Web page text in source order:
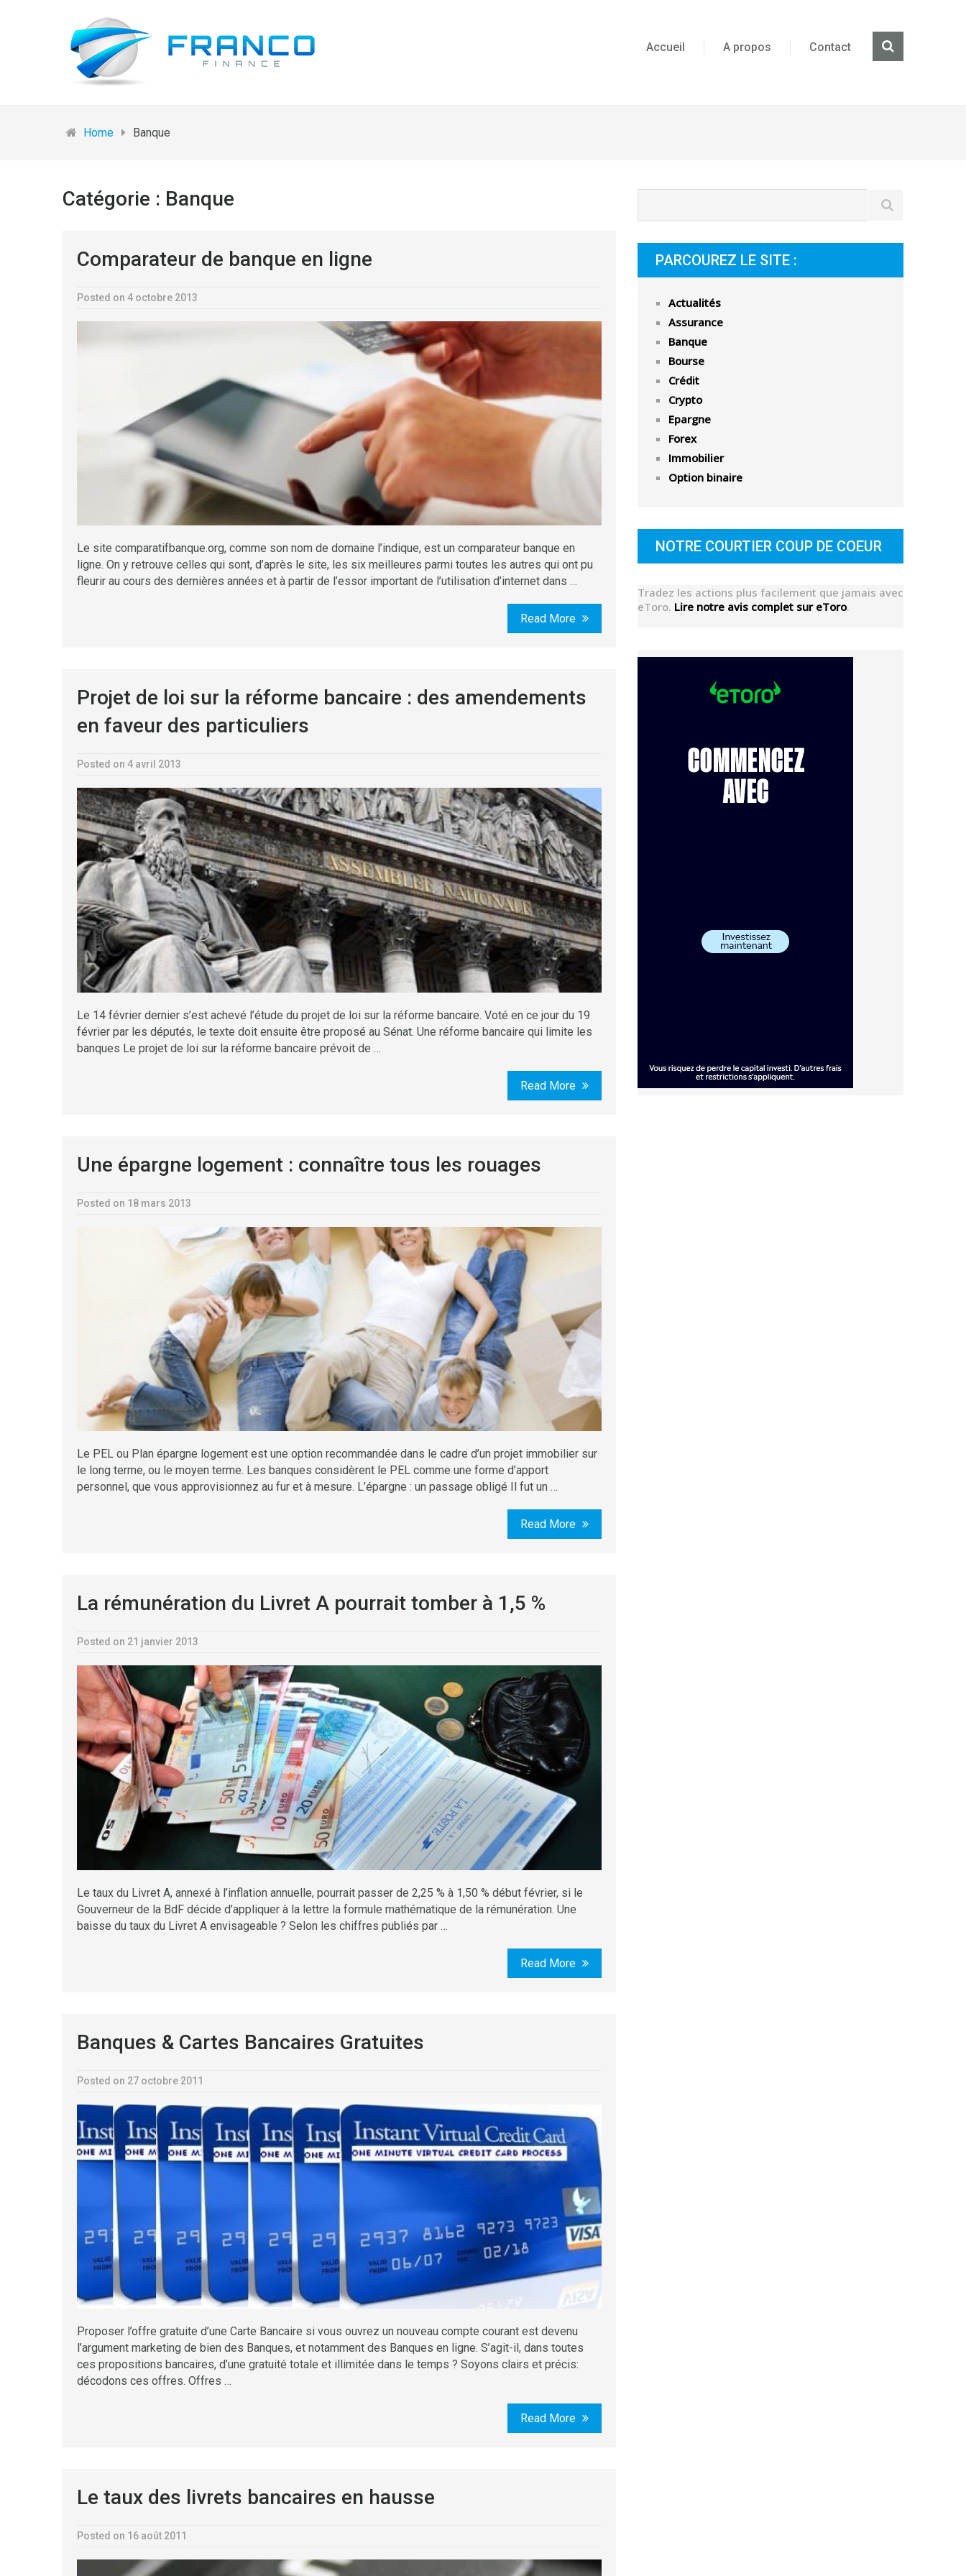
Accueil A propos Contact
Home Banque
Catégorie : Banque
Comparateur de banque en ligne
Posted on 4 octobre 2013
Le site comparatifbanque.org, comme son nom de domaine l’indique, est un comparateur banque en
ligne. On y retrouve celles qui sont, d’après le site, les six meilleures parmi toutes les autres qui ont pu
fleurir au cours des dernières années et à partir de l’essor important de l’utilisation d’internet dans …
Read More
Projet de loi sur la réforme bancaire : des amendements
en faveur des particuliers
Posted on 4 avril 2013
Le 14 février dernier s’est achevé l’étude du projet de loi sur la réforme bancaire. Voté en ce jour du 19
février par les députés, le texte doit ensuite être proposé au Sénat. Une réforme bancaire qui limite les
banques Le projet de loi sur la réforme bancaire prévoit de …
Read More
Une épargne logement : connaître tous les rouages
Posted on 18 mars 2013
Le PEL ou Plan épargne logement est une option recommandée dans le cadre d’un projet immobilier sur
le long terme, ou le moyen terme. Les banques considèrent le PEL comme une forme d’apport
personnel, que vous approvisionnez au fur et à mesure. L’épargne : un passage obligé Il fut un …
Read More
La rémunération du Livret A pourrait tomber à 1,5 %
Posted on 21 janvier 2013
Le taux du Livret A, annexé à l’inflation annuelle, pourrait passer de 2,25 % à 1,50 % début février, si le
Gouverneur de la BdF décide d’appliquer à la lettre la formule mathématique de la rémunération. Une
baisse du taux du Livret A envisageable ? Selon les chiffres publiés par …
Read More
Banques & Cartes Bancaires Gratuites
Posted on 27 octobre 2011
Proposer l’offre gratuite d’une Carte Bancaire si vous ouvrez un nouveau compte courant est devenu
l’argument marketing de bien des Banques, et notamment des Banques en ligne. S’agit-il, dans toutes
ces propositions bancaires, d’une gratuité totale et illimitée dans le temps ? Soyons clairs et précis:
décodons ces offres. Offres …
Read More
Le taux des livrets bancaires en hausse
Posted on 16 août 2011
PARCOUREZ LE SITE :
Actualités
Assurance
Banque
Bourse
Crédit
Crypto
Epargne
Forex
Immobilier
Option binaire
NOTRE COURTIER COUP DE COEUR
Tradez les actions plus facilement que jamais avec
eToro. Lire notre avis complet sur eToro.